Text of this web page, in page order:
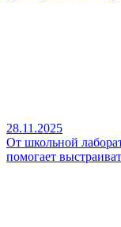
28.11.2025
От школьной
помогает